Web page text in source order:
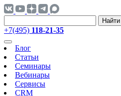
Найти
+7(495) 118-21-35
Блог
Статьи
Семинары
Вебинары
Сервисы
CRM